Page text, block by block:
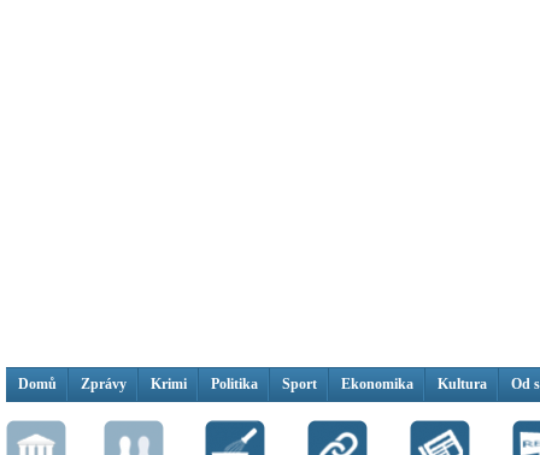
Domů Zprávy Krimi Politika Sport Ekonomika Kultura Od